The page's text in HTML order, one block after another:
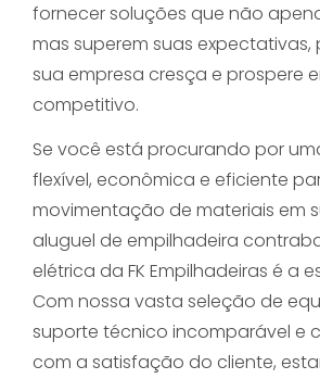
fornecer soluções que não
mas superem suas expectativas,
sua empresa cresça e prospere
competitivo.
Se você está procurando por
flexível, econômica e eficiente
movimentação de materiais em
aluguel de empilhadeira
elétrica da FK Empilhadeiras é a
Com nossa vasta seleção de
suporte técnico incomparável e
com a satisfação do cliente,